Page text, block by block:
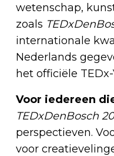
wetenschap,
zoals
internationale
Nederlands
het officiële
Voor iedereen
TEDxDenBosch
perspectieven.
voor